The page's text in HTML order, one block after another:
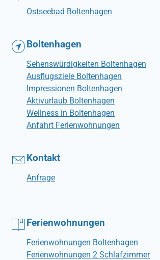
Ostseebad Boltenhagen
Boltenhagen
Sehenswürdigkeiten Boltenhagen
Ausflugsziele Boltenhagen
Impressionen Boltenhagen
Aktivurlaub Boltenhagen
Wellness in Boltenhagen
Anfahrt Ferienwohnungen
Kontakt
Anfrage
Ferienwohnungen
Ferienwohnungen Boltenhagen
Ferienwohnungen 2 Schlafzimmer